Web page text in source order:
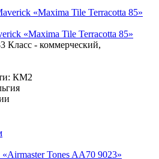
«Maxima Tile Terracotta 85»
Класс - коммерческий,
КМ2